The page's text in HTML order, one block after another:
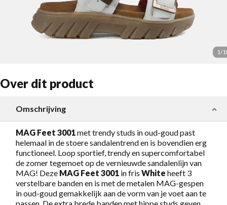
1/
Over dit product
Omschrijving
MAG Feet 3001met trendy studs in oud-goud past
helemaal in de stoere sandalentrend en is bovendien erg
functioneel. Loop sportief, trendy en supercomfortabel
de zomer tegemoet op de vernieuwde sandalenlijn van
MAG! Deze MAG Feet 3001 in fris Whiteheeft 3
verstelbare banden en is met de metalen MAG-gespen
in oud-goud gemakkelijk aan de vorm van je voet aan te